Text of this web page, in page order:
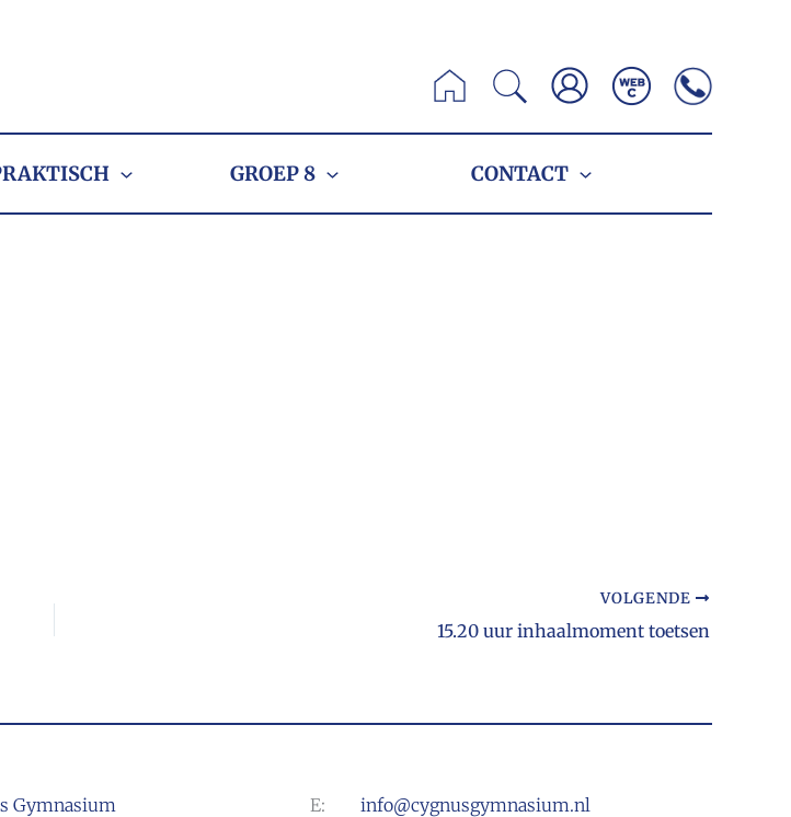
Zoeken
GROEP 8 CONTACT
VOLGENDE
15.20 uur inhaalmoment toetsen
Gymnasium
E:info@cygnusgymnasium.nl